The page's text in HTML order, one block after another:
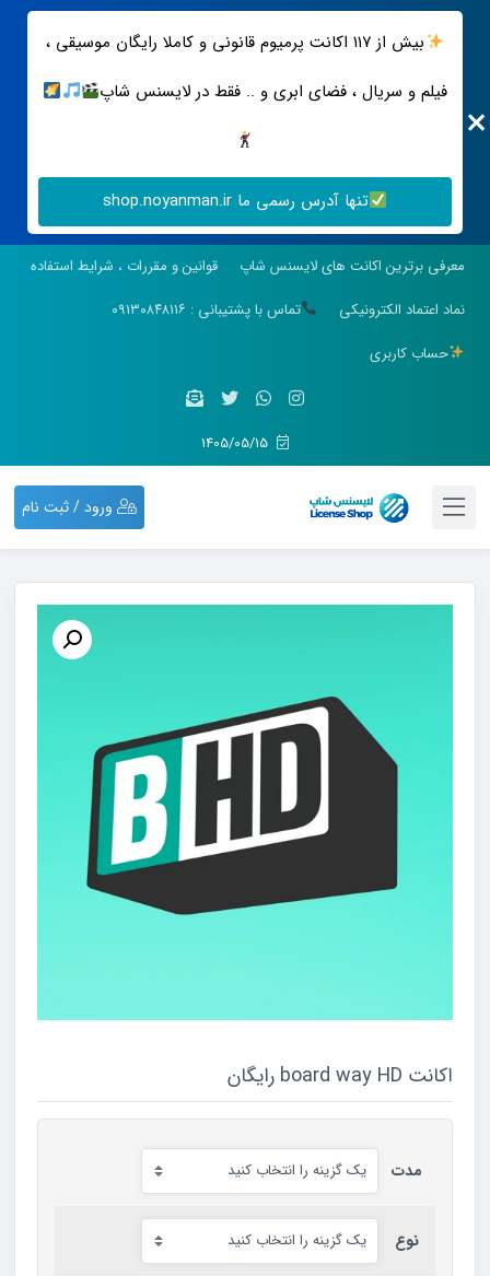
بیش از ۱۱۷ اکانت پرمیوم قانونی و کاملا رایگان موسیقی ،
فیلم و سریال ، فضای ابری و .. فقط در لایسنس شاپ
تنها آدرس رسمی ما shop.noyanman.ir
معرفی برترین اکانت های لایسنس شاپ
قوانین و مقررات ، شرایط استفاده
نماد اعتماد الکترونیکی
تماس با پشتیبانی : ۰۹۱۳۰۸۴۸۱۱۶
حساب کاربری
ورود / ثبت نام
اکانت board way HD رایگان
مدت
نوع